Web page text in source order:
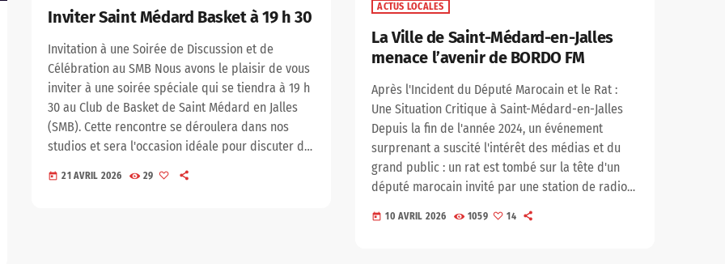
Inviter Saint Médard Basket à 19 h 30
Invitation à une Soirée de Discussion et de
Célébration au SMB Nous avons le plaisir de vous
inviter à une soirée spéciale qui se tiendra à 19 h
30 au Club de Basket de Saint Médard en Jalles
(SMB). Cette rencontre se déroulera dans nos
studios et sera l'occasion idéale pour discuter de
attendue en Nationale 2 (N2). Ce sera également
today 21 AVRIL 2026 29
ACTUS LOCALES
La Ville de Saint-Médard-en-Jalles
menace l’avenir de BORDO FM
Après l'Incident du Député Marocain et le Rat :
Une Situation Critique à Saint-Médard-en-Jalles
Depuis la fin de l'année 2024, un événement
surprenant a suscité l'intérêt des médias et du
grand public : un rat est tombé sur la tête d'un
député marocain invité par une station de radio
largement rapporté par des médias tels que Sud
today 10 AVRIL 2026 1059 14